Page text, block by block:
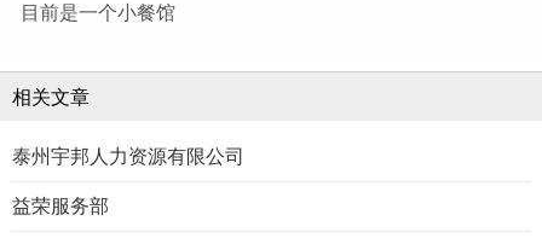
目前是一个小餐馆
相关文章
泰州宇邦人力资源有限公司
益荣服务部